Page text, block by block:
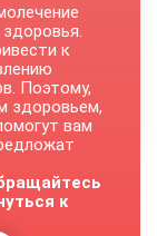
к
Поэтому,
здоровьем,
вам
к